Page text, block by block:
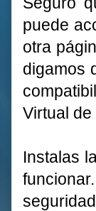
puede
otra
digamos
Virtual de
Instalas